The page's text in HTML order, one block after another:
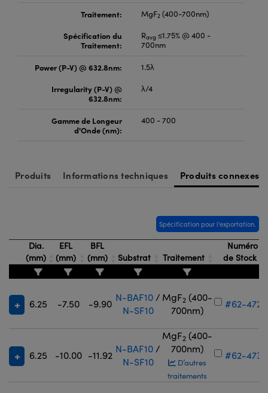
Optiques de SCHOTT
Traitement: MgF2(400-700nm)
Spécification du
Traitement:
Ravg ≤1.75% @ 400 -
700nm
Power (P-V) @ 632.8nm:
1.5λ
Irregularity (P-V) @
632.8nm:
λ/4
Gamme de Longeur
d'Onde (nm):
400 - 700
Produits Informations techniques Produits connexes
Spécification pour l'exportation.
Dia.
(mm)
EFL
(mm)
BFL
(mm)
Substrat Traitement
Numéro
de Stock
6.25 -7.50 -9.90
N-BAF10 /
N-SF10
MgF2 (400-
700nm)
#62-472
6.25 -10.00 -11.92
N-BAF10 /
N-SF10
MgF2 (400-
700nm)
D’autres
traitements
#62-473